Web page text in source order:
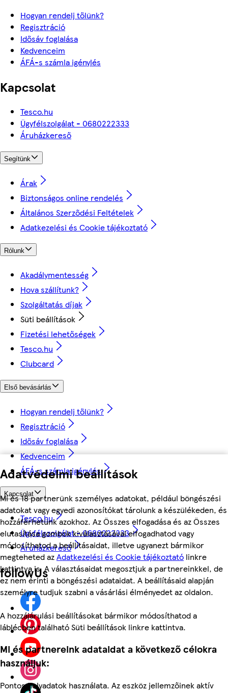
Adatvédelmi beállítások
Mi és 18 partnerünk személyes adatokat, például böngészési
adatokat vagy egyedi azonosítókat tárolunk a készülékeden, és
hozzáférhetünk azokhoz. Az Összes elfogadása és az Összes
elutasítása gombok kiválasztásával elfogadhatod vagy
módosíthatod a beállításaidat, illetve ugyanezt bármikor
megteheted azAdatkezelési és Cookie tájékoztató linkre
kattintva is. A választásaidat megosztjuk a partnereinkkel, de
ez nem érinti a böngészési adataidat. A beállításaid alapján
személyre tudjuk szabni a vásárlási élményedet az oldalon.
A hozzájárulási beállításokat bármikor módosíthatod a
láblécben található Süti beállítások linkre kattintva.
Mi és partnereink adataidat a következő célokra
használjuk:
Pontos helyadatok használata. Az eszköz jellemzőinek aktív
Hogyan rendelj tőlünk?
Regisztráció
Idősáv foglalása
Kedvenceim
ÁFÁ-s számla igénylés
Kapcsolat
Tesco.hu
Ügyfélszolgálat - 0680222333
Áruházkereső
Segítünk
Árak
Biztonságos online rendelés
Általános Szerződési Feltételek
Adatkezelési és Cookie tájékoztató
Rólunk
Akadálymentesség
Hova szállítunk?
Szolgáltatás díjak
Süti beállítások
Fizetési lehetőségek
Tesco.hu
Clubcard
Első bevásárlás
Hogyan rendelj tőlünk?
Regisztráció
Idősáv foglalása
Kedvenceim
ÁFÁ-s számla igénylés
Kapcsolat
Tesco.hu
Ügyfélszolgálat - 0680222333
Áruházkereső
followUs